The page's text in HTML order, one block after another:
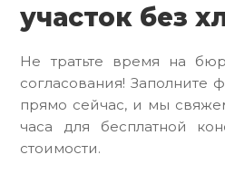
участок без
Не тратьте время на
согласования! Заполните
прямо сейчас, и мы
часа для бесплатной
стоимости.